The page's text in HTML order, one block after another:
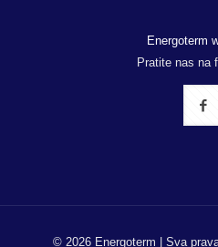
Energoterm
Pratite nas na
© 2026 Energoterm | Sva